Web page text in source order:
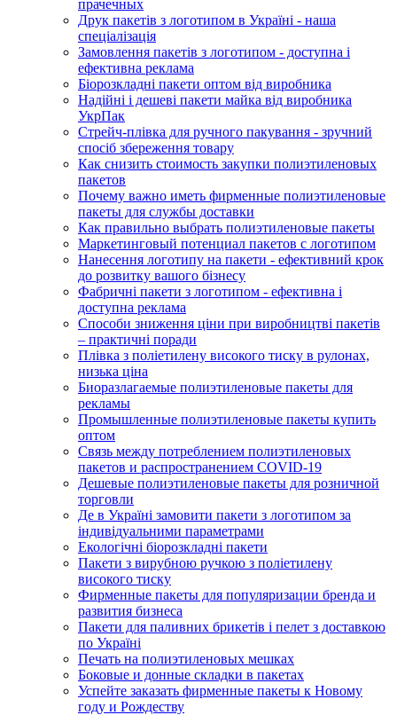
прачечных
Друк пакетів з логотипом в Україні - наша
спеціалізація
Замовлення пакетів з логотипом - доступна і
ефективна реклама
Біорозкладні пакети оптом від виробника
Надійні і дешеві пакети майка від виробника
УкрПак
Стрейч-плівка для ручного пакування - зручний
спосіб збереження товару
Как снизить стоимость закупки полиэтиленовых
пакетов
Почему важно иметь фирменные полиэтиленовые
пакеты для службы доставки
Как правильно выбрать полиэтиленовые пакеты
Маркетинговый потенциал пакетов с логотипом
Нанесення логотипу на пакети - ефективний крок
до розвитку вашого бізнесу
Фабричні пакети з логотипом - ефективна і
доступна реклама
Способи зниження ціни при виробництві пакетів
– практичні поради
Плівка з поліетилену високого тиску в рулонах,
низька ціна
Биоразлагаемые полиэтиленовые пакеты для
рекламы
Промышленные полиэтиленовые пакеты купить
оптом
Связь между потреблением полиэтиленовых
пакетов и распространением COVID-19
Дешевые полиэтиленовые пакеты для розничной
торговли
Де в Україні замовити пакети з логотипом за
індивідуальними параметрами
Екологічні біорозкладні пакети
Пакети з вирубною ручкою з поліетилену
високого тиску
Фирменные пакеты для популяризации бренда и
развития бизнеса
Пакети для паливних брикетів і пелет з доставкою
по Україні
Печать на полиэтиленовых мешках
Боковые и донные складки в пакетах
Успейте заказать фирменные пакеты к Новому
году и Рождеству